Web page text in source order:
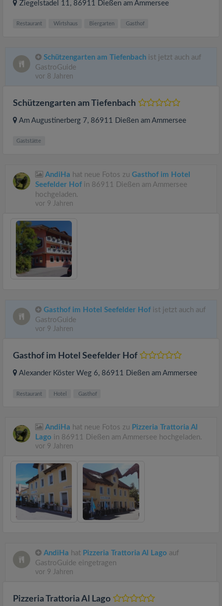
Ziegelstadel 11, 86911 Dießen am Ammersee
Restaurant Wirtshaus Biergarten Gasthof
Schützengarten am Tiefenbach ist jetzt auch auf
GastroGuide
vor 8 Jahren
Schützengarten am Tiefenbach
Am Augustinerberg 7, 86911 Dießen am Ammersee
Gaststätte
AndiHa hat neue Fotos zu Gasthof im Hotel
Seefelder Hof in 86911 Dießen am Ammersee
hochgeladen.
vor 9 Jahren
Gasthof im Hotel Seefelder Hof ist jetzt auch auf
GastroGuide
vor 9 Jahren
Gasthof im Hotel Seefelder Hof
Alexander Köster Weg 6, 86911 Dießen am Ammersee
Restaurant Hotel Gasthof
AndiHa hat neue Fotos zu Pizzeria Trattoria Al
Lago in 86911 Dießen am Ammersee hochgeladen.
vor 9 Jahren
AndiHa hat Pizzeria Trattoria Al Lago auf
GastroGuide eingetragen
vor 9 Jahren
Pizzeria Trattoria Al Lago